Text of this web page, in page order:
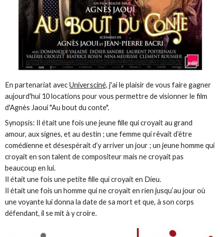
En partenariat avecUniversciné, j'ai le plaisir de vous faire gagner
aujourd'hui 10 locations pour vous permettre de visionner le film
d'Agnès Jaoui "Au bout du conte".
Synopsis: Il était une fois une jeune fille qui croyait au grand
amour, aux signes, et au destin ; une femme qui rêvait d’être
comédienne et désespérait d’y arriver un jour ; un jeune homme qui
croyait en son talent de compositeur mais ne croyait pas
beaucoup en lui.
Il était une fois une petite fille qui croyait en Dieu.
Il était une fois un homme qui ne croyait en rien jusqu’au jour où
une voyante lui donna la date de sa mort et que, à son corps
défendant, il se mit à y croire.